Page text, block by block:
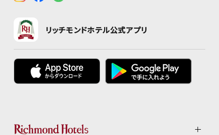
リッチモンドホテル公式アプリ